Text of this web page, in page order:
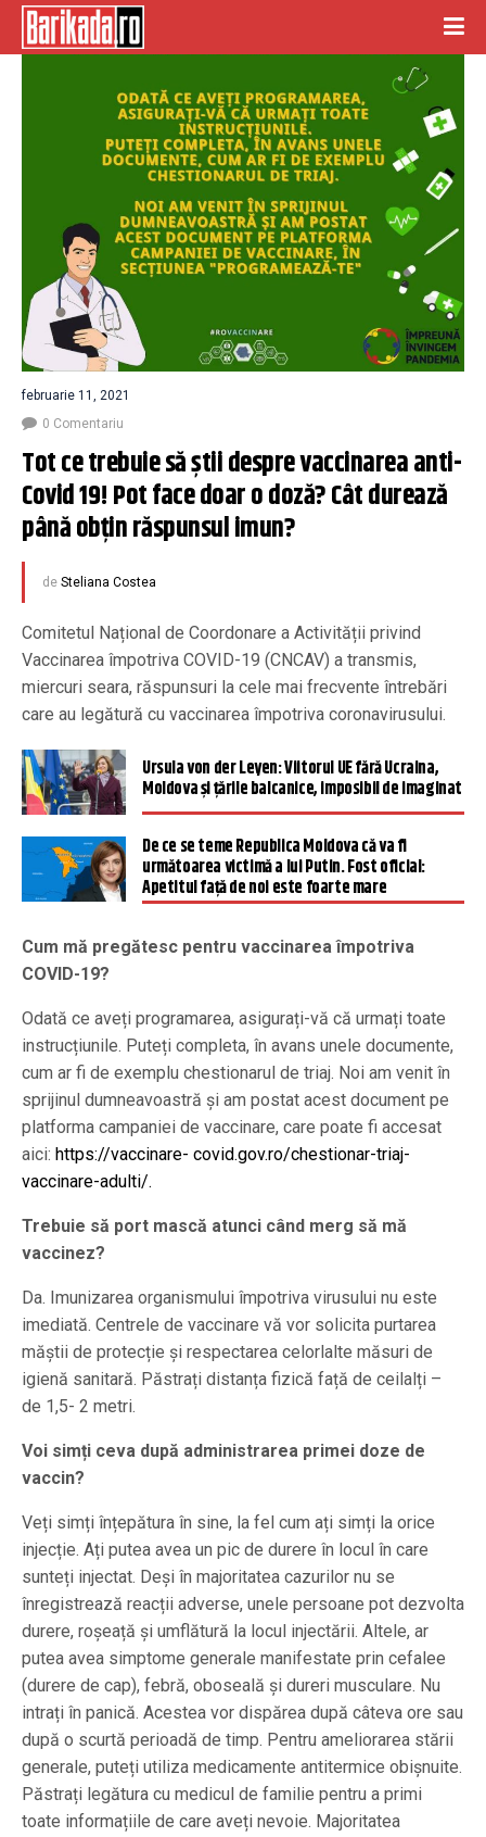
februarie 11, 2021
0 Comentariu
Tot ce trebuie să știi despre vaccinarea anti-
Covid 19! Pot face doar o doză? Cât durează
până obțin răspunsul imun?
de Steliana Costea
Comitetul Național de Coordonare a Activității privind
Vaccinarea împotriva COVID-19 (CNCAV) a transmis,
miercuri seara, răspunsuri la cele mai frecvente întrebări
care au legătură cu vaccinarea împotriva coronavirusului.
Ursula von der Leyen: Viitorul UE fără Ucraina,
Moldova și țările balcanice, imposibil de imaginat
De ce se teme Republica Moldova că va fi
următoarea victimă a lui Putin. Fost oficial:
Apetitul față de noi este foarte mare
Cum mă pregătesc pentru vaccinarea împotriva
COVID-19?
Odată ce aveți programarea, asigurați-vă că urmați toate
instrucțiunile. Puteți completa, în avans unele documente,
cum ar fi de exemplu chestionarul de triaj. Noi am venit în
sprijinul dumneavoastră și am postat acest document pe
platforma campaniei de vaccinare, care poate fi accesat
aici: https://vaccinare- covid.gov.ro/chestionar-triaj-
vaccinare-adulti/.
Trebuie să port mască atunci când merg să mă
vaccinez?
Da. Imunizarea organismului împotriva virusului nu este
imediată. Centrele de vaccinare vă vor solicita purtarea
măștii de protecție și respectarea celorlalte măsuri de
igienă sanitară. Păstrați distanța fizică față de ceilalți –
de 1,5- 2 metri.
Voi simți ceva după administrarea primei doze de
vaccin?
Veți simți înțepătura în sine, la fel cum ați simți la orice
injecție. Ați putea avea un pic de durere în locul în care
sunteți injectat. Deși în majoritatea cazurilor nu se
înregistrează reacții adverse, unele persoane pot dezvolta
durere, roșeață și umflătură la locul injectării. Altele, ar
putea avea simptome generale manifestate prin cefalee
(durere de cap), febră, oboseală și dureri musculare. Nu
intrați în panică. Acestea vor dispărea după câteva ore sau
după o scurtă perioadă de timp. Pentru ameliorarea stării
generale, puteți utiliza medicamente antitermice obișnuite.
Păstrați legătura cu medicul de familie pentru a primi
toate informațiile de care aveți nevoie. Majoritatea